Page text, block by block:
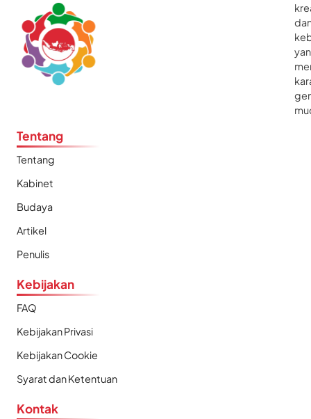
Tentang
Tentang
Kabinet
Budaya
Artikel
Penulis
Kebijakan
FAQ
Kebijakan Privasi
Kebijakan Cookie
Syarat dan Ketentuan
Kontak